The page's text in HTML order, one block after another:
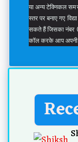
या अन्य टेक्निकल
स्तर पर बनाए गए
सकते हैं जिसका
कॉल करके आप अपनी